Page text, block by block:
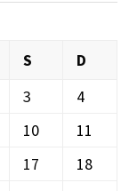
S
D
3
4
10
11
17
18